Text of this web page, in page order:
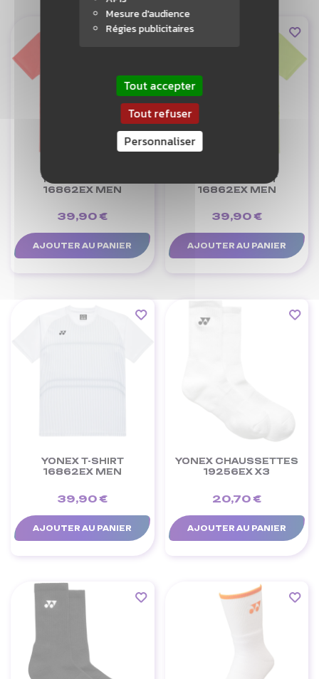
Mesure d'audience
Régies publicitaires
Tout accepter
Tout refuser
Personnaliser
YONEX T-SHIRT
16862EX MEN
39,90 €
AJOUTER AU PANIER
YONEX T-SHIRT
16862EX MEN
39,90 €
AJOUTER AU PANIER
YONEX T-SHIRT
16862EX MEN
39,90 €
AJOUTER AU PANIER
YONEX CHAUSSETTES
19256EX X3
20,70 €
AJOUTER AU PANIER